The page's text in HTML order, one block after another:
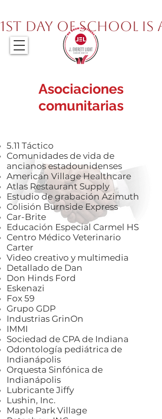
1st Day of School is
Asociaciones
comunitarias
5.11 Táctico
Comunidades de vida de
ancianos estadounidenses
American Village Healthcare
Atlas Restaurant Supply
Estudio de grabación Azimuth
Colisión Burnside Express
Car-Brite
Educación Especial Carmel HS
Centro Médico Veterinario
Carter
Video creativo y multimedia
Detallado de Dan
Don Hinds Ford
Eskenazi
Fox 59
Grupo GDP
Industrias GrinOn
IMMI
Sociedad de CPA de Indiana
Odontología pediátrica de
Indianápolis
Orquesta Sinfónica de
Indianápolis
Lubricante Jiffy
Lushin, Inc.
Maple Park Village